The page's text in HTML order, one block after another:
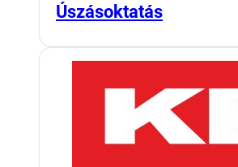
Úszásoktatás